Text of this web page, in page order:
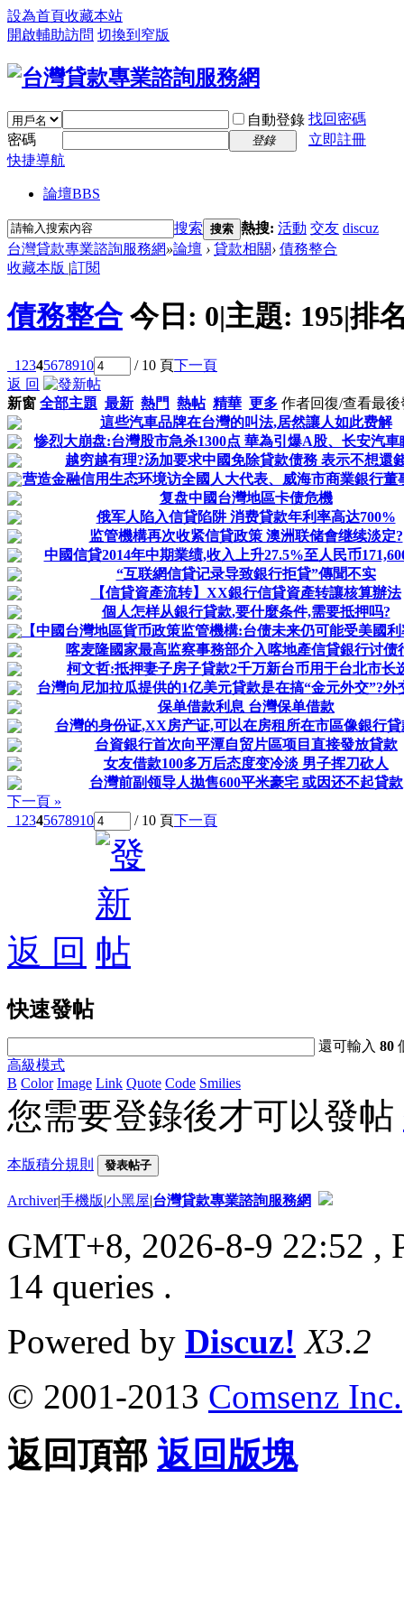
設為首頁收藏本站
開啟輔助訪問 切換到窄版
自動登錄 找回密碼
密碼
登錄
立即註冊
快捷導航
論壇BBS
搜索 搜索 熱搜: 活動 交友 discuz
台灣貸款專業諮詢服務網»論壇 › 貸款相關› 債務整合
收藏本版 |訂閱
債務整合 今日: 0|主題: 195|排
1 2345678910 / 10 頁下一頁
返 回
新窗 全部主題 最新 熱門 熱帖 精華 更多 作者回復/查看最後
這些汽車品牌在台灣的叫法,居然讓人如此费解
惨烈大崩盘:台灣股市急杀1300点 華為引爆A股、长安汽車
越穷越有理?汤加要求中國免除貸款债務 表示不想還
营造金融信用生态环境访全國人大代表、威海市商業銀行董
复盘中國台灣地區卡债危機
俄军人陷入信貸陷阱 消费貸款年利率高达700%
监管機構再次收紧信貸政策 澳洲联储會继续淡定?
中國信貸2014年中期業绩,收入上升27.5%至人民币
“互联網信貸记录导致銀行拒貸”傳聞不实
【信貸資產流转】XX銀行信貸資產转讓核算辦法
個人怎样从銀行貸款,要什麼条件,需要抵押吗?
【中國台灣地區貨币政策监管機構:台债未来仍可能受美國
喀麦隆國家最高监察事務部介入喀地產信貸銀行讨债
柯文哲:抵押妻子房子貸款2千万新台币用于台北市长
台灣向尼加拉瓜提供的1亿美元貸款是在搞“金元外交”?外
保单借款利息 台灣保单借款
台灣的身份证,XX房产证,可以在房租所在市區像銀行貸
台資銀行首次向平潭自贸片區项目直接發放貸款
女友借款100多万后态度变冷淡 男子挥刀砍人
台灣前副领导人抛售600平米豪宅 或因还不起貸款
下一頁 »
1 2345678910 / 10 頁下一頁
返 回
快速發帖
還可輸入80
高級模式
B Color Image Link Quote Code Smilies
您需要登錄後才可以發帖
本版積分規則 發表帖子
Archiver|手機版|小黑屋|台灣貸款專業諮詢服務網
GMT+8, 2026-8-9 22:52 ,
14 queries .
Powered by Discuz! X3.2
© 2001-2013 Comsenz Inc.
返回頂部 返回版塊